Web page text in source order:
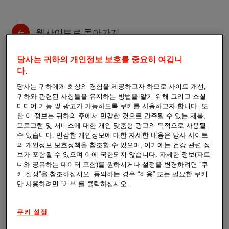
웹사이트로 돌아가기
Reset password
Provide your email address to start resetting your
password.
당사는 귀하의 개인정보 보호를 중요히 여깁니
다.
당사는 귀하에게 최상의 경험을 제공하고자 하므로 사이트 개선,
귀하와 관련된 사항들을 유지하는 방법을 알기 위해 그리고 소셜
미디어 기능 및 광고가 가능하도록 쿠키를 사용하고자 합니다. 또
한 이 정보는 귀하의 주에서 민감한 것으로 간주될 수 있는 제품,
프로그램 및 서비스에 대한 개인 맞춤형 광고의 목적으로 사용될
수 있습니다. 민감한 개인정보에 대한 자세한 내용은 당사 사이트
의 개인정보 보호정책을 참조할 수 있으며, 여기에는 건강 관련 정
보가 포함될 수 있으며 이에 국한되지 않습니다. 자세한 정보(파트
너와 공유하는 데이터 포함)를 원하시거나 설정을 변경하려면 “쿠
키 설정”을 참조하십시오. 동의하는 경우 “허용” 또는 필요한 쿠키
만 사용하려면 “거부”를 클릭하십시오.
쿠키 설정